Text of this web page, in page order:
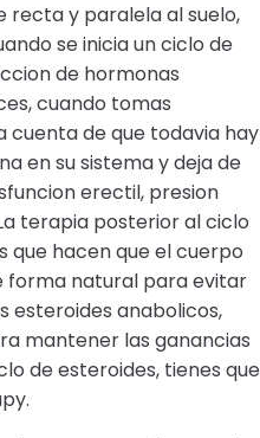
recta y paralela al suelo,
se inicia un ciclo de
de hormonas
cuando tomas
cuenta de que todavia hay
en su sistema y deja de
erectil, presion
terapia posterior al ciclo
hacen que el cuerpo
forma natural para evitar
esteroides anabolicos,
mantener las ganancias
de esteroides, tienes que